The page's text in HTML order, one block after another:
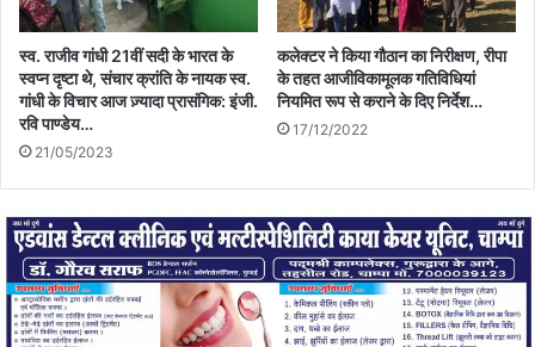
स्व. राजीव गांधी 21वीं सदी के भारत के
स्वप्न दृष्टा थे, संचार क्रांति के नायक स्व.
गांधी के विचार आज ज़्यादा प्रासंगिक: इंजी.
रवि पाण्डेय…
21/05/2023
कलेक्टर ने किया गौठान का निरीक्षण, रीपा
के तहत आजीविकामूलक गतिविधियां
नियमित रूप से कराने के दिए निर्देश…
17/12/2022